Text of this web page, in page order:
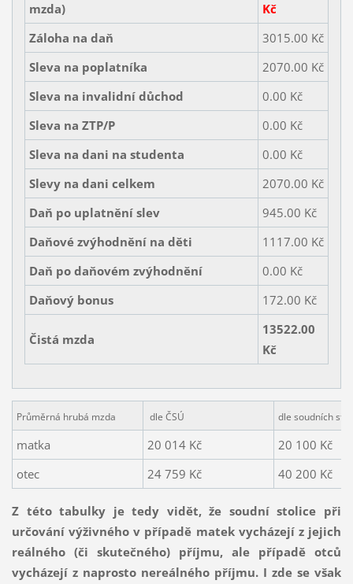
mzda)
Kč
Záloha na daň
3015.00 Kč
Sleva na poplatníka
2070.00 Kč
Sleva na invalidní důchod
0.00 Kč
Sleva na ZTP/P
0.00 Kč
Sleva na dani na studenta
0.00 Kč
Slevy na dani celkem
2070.00 Kč
Daň po uplatnění slev
945.00 Kč
Daňové zvýhodnění na děti
1117.00 Kč
Daň po daňovém zvýhodnění
0.00 Kč
Daňový bonus
172.00 Kč
Čistá mzda
13522.00
Kč
Průměrná hrubá mzda dle ČSÚ dle soudních
matka 20 014 Kč
20 100 Kč
otec
24 759 Kč 40 200 Kč
Z této tabulky je tedy vidět, že soudní stolice při
určování výživného v případě matek vycházejí z jejich
reálného (či skutečného) příjmu, ale případě otců
vycházejí z naprosto nereálného příjmu. I zde se však